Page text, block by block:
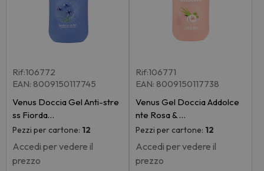
Rif:106772
EAN: 8009150117745
Venus Doccia Gel Anti-stre
ss Fiorda…
Pezzi per cartone: 12
Accedi per vedere il
prezzo
Rif:106771
EAN: 8009150117738
Venus Gel Doccia Addolce
nte Rosa & …
Pezzi per cartone: 12
Accedi per vedere il
prezzo